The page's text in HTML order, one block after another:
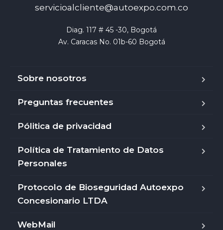
servicioalcliente@autoexpo.com.co
Diag. 117 # 45 -30, Bogotá
Av. Caracas No. 01b-60 Bogotá
Sobre nosotros
Preguntas frecuentes
Pólitica de privacidad
Política de Tratamiento de Datos
Personales
Protocolo de Bioseguridad Autoexpo
Concesionario LTDA
WebMail